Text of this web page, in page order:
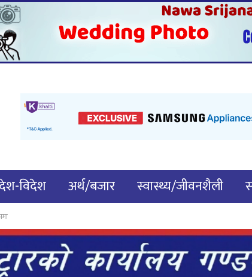
विदेश अर्थ/बजार स्वास्थ्य/जीवनशैली